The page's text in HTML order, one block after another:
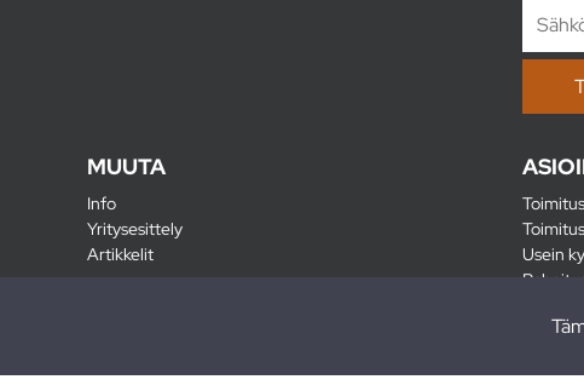
MUUTA
Info
Yritysesittely
Artikkelit
Usein